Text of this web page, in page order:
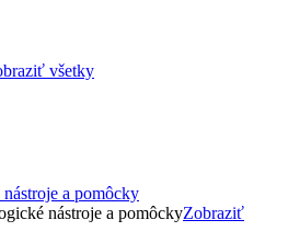
všetky
a pomôcky
nástroje a pomôckyZobraziť